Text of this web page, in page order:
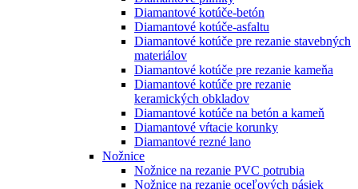
Diamantové kotúče-betón
Diamantové kotúče-asfaltu
Diamantové kotúče pre rezanie stavebných
materiálov
Diamantové kotúče pre rezanie kameňa
Diamantové kotúče pre rezanie
keramických obkladov
Diamantové kotúče na betón a kameň
Diamantové vŕtacie korunky
Diamantové rezné lano
Nožnice
Nožnice na rezanie PVC potrubia
Nožnice na rezanie oceľových pásiek